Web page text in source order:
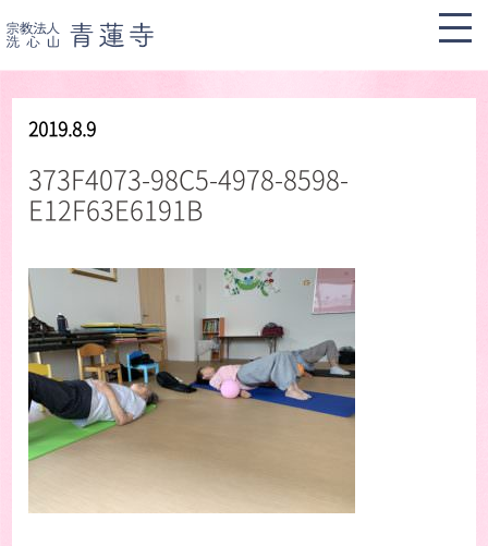
2019.8.9
373F4073-98C5-4978-8598-
E12F63E6191B